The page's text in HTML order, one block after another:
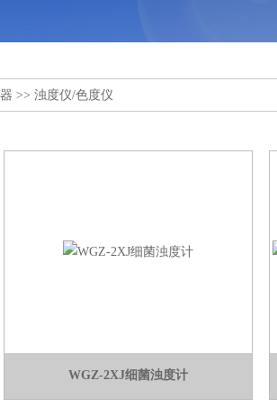
>> 浊度仪/色度仪
WGZ-2XJ细菌浊度计